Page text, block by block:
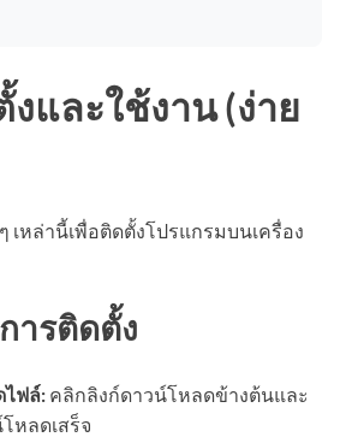
และใช้งาน (ง่าย
เหล่านี้เพื่อติดตั้งโปรแกรมบนเครื่อง
ารติดตั้ง
ไฟล์: คลิกลิงก์ดาวน์โหลดข้างต้นและ
หลดเสร็จ